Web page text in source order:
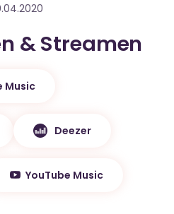
& Streamen
Music
Deezer
YouTube Music